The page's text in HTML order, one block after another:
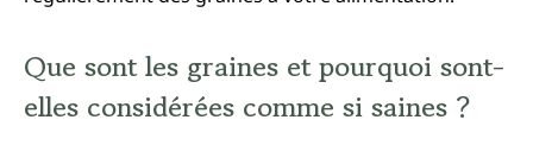
Que sont les graines et pourquoi sont-
elles considérées comme si saines ?